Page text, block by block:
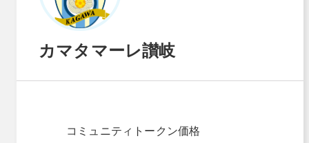
カマタマーレ讃岐
コミュニティトークン価格